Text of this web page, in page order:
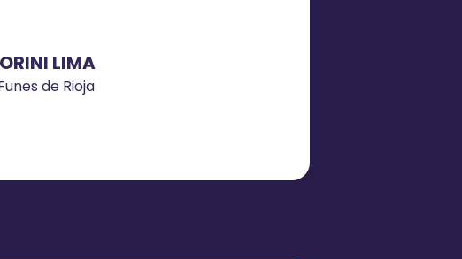
LIMA
de Rioja